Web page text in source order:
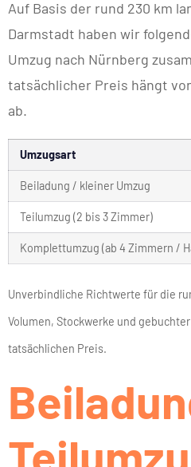
Auf Basis der rund 230 km
Darmstadt haben wir
Umzug nach Nürnberg
tatsächlicher Preis hängt
ab.
Umzugsart
Beiladung / kleiner Umzug
Teilumzug (2 bis 3 Zimmer)
Komplettumzug (ab 4 Zimmern /
Unverbindliche Richtwerte für die
Volumen, Stockwerke und
tatsächlichen Preis.